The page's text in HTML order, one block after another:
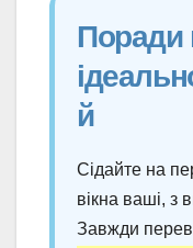
Поради
й
Сідайте на
вікна ваші, з
Завжди